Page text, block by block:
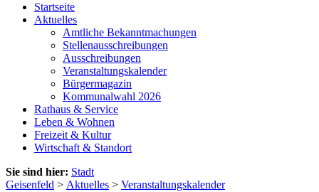
Startseite
Aktuelles
Amtliche Bekanntmachungen
Stellenausschreibungen
Ausschreibungen
Veranstaltungskalender
Bürgermagazin
Kommunalwahl 2026
Rathaus & Service
Leben & Wohnen
Freizeit & Kultur
Wirtschaft & Standort
Sie sind hier: Stadt
Geisenfeld > Aktuelles > Veranstaltungskalender